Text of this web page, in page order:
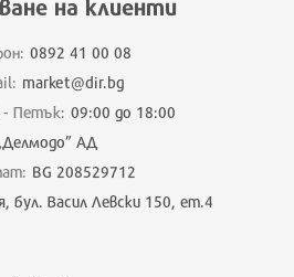
на клиенти
0892 41 00 08
market@dir.bg
- Петък: 09:00 до 18:00
АД
BG 208529712
бул. Васил Левски 150, ет.4